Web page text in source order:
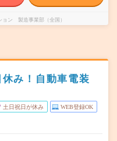
ョン 製造事業部（全国）
み！自動車電装
土日祝日が休み WEB登録OK